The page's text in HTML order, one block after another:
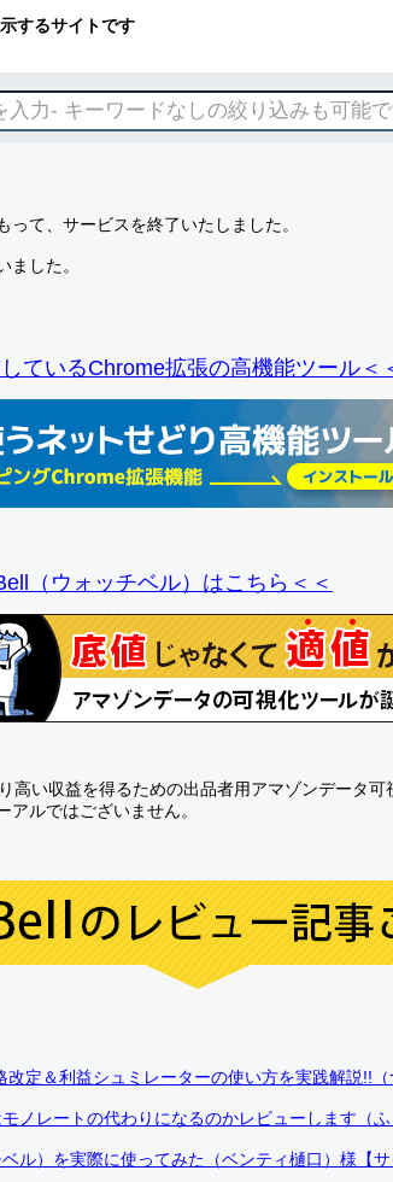
するサイトです
て、サービスを終了いたしました。
ました。
ているChrome拡張の高機能ツール＜
（ウォッチベル）はこちら＜＜
高い収益を得るための出品者用アマゾンデータ可
ルではございません。
定＆利益シュミレーターの使い方を実践解説!!
ノレートの代わりになるのかレビューします（
ベル）を実際に使ってみた（ベンティ樋口）様【